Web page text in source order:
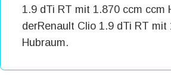
1.9 dTi RT mit 1.870 ccm ccm
derRenault Clio 1.9 dTi RT mit
Hubraum.